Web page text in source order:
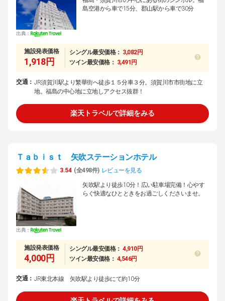
出典：
島空港から車で15分、郡山駅から車で30分
施設発表価格
1,918円
シングル最安価格： 3,082円
ツイン最安価格： 3,491円
交通： JR須賀川駅より繁華街へ徒歩１５分車３分。須賀川市市街地に立
地。福島の中心地に立地しアクセス抜群！
楽天トラベルで詳細をみる
Ｔａｂｉｓｔ 矢吹ステーションホテル
3.54 (全498件) レビューを見る
出典：
矢吹駅より徒歩10分！広い駐車場完備！心やす
らぐ快適なひとときをお過ごしくださいませ。
施設発表価格
4,000円
シングル最安価格： 4,910円
ツイン最安価格： 4,546円
交通： JR東北本線 矢吹駅より徒歩にて約10分